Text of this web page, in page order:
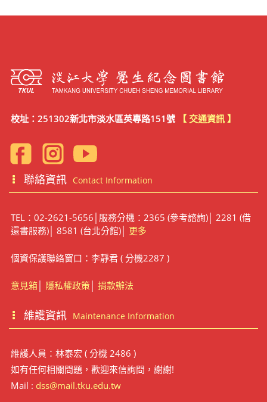
校址：251302新北市淡水區英專路151號 【 交通資訊 】
聯絡資訊 Contact Information
TEL：02-2621-5656│服務分機：2365 (參考諮詢)│ 2281 (借
還書服務)│ 8581 (台北分館)│ 更多
個資保護聯絡窗口：李靜君 ( 分機2287 )
意見箱│ 隱私權政策│ 捐款辦法
維護資訊 Maintenance Information
維護人員：林泰宏 ( 分機 2486 )
如有任何相關問題，歡迎來信詢問，謝謝!
Mail : dss@mail.tku.edu.tw